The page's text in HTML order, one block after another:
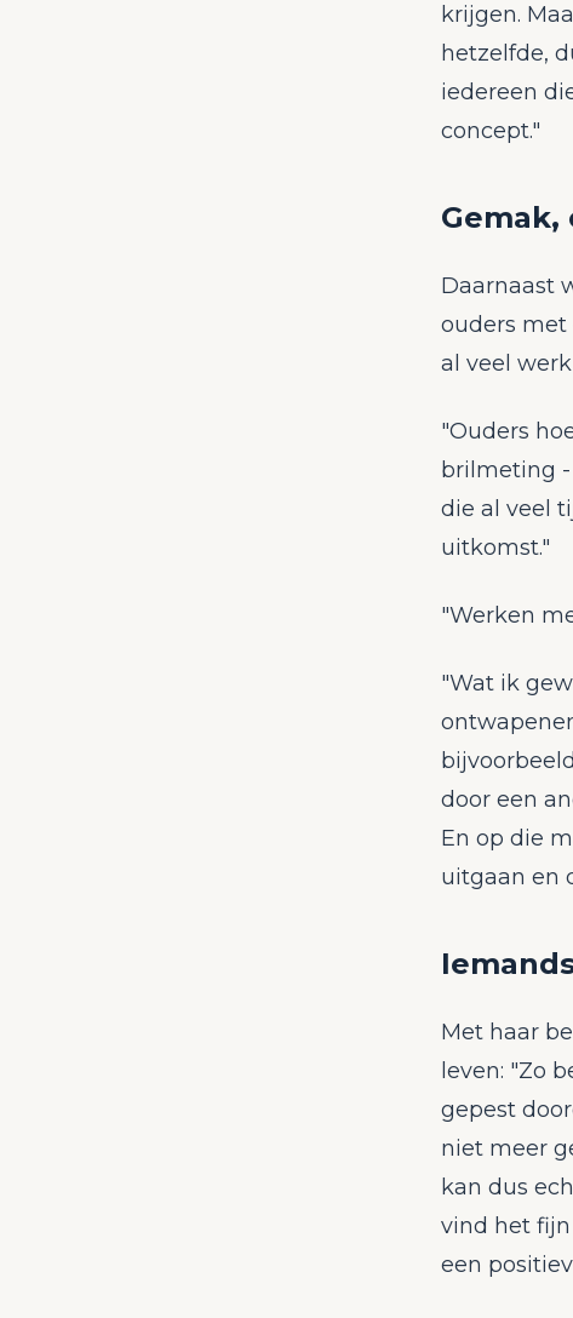
krijgen.
hetzelfde,
iedereen
concept."
Gemak,
Daarnaast
ouders met
al veel
"Ouders
brilmeting -
die al veel
uitkomst."
"Werken
"Wat ik
door een
En op die
uitgaan en
Met haar
leven: "Zo
gepest
niet meer
kan dus
vind het
een